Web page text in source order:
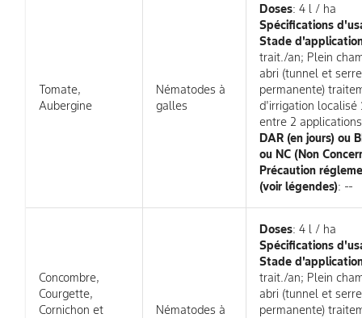
Tomate,
Aubergine
Nématodes à
galles
Doses: 4 l / ha
Spécifications
Stade
trait./an; Plein
abri (tunnel et serre
permanente)
d'irrigation localisé
entre 2 applications
DAR (en jours) ou
ou NC (Non
Précaution
(voir légendes): --
Concombre,
Courgette,
Cornichon et
Nématodes à
Doses: 4 l / ha
Spécifications
Stade
trait./an; Plein
abri (tunnel et serre
permanente)